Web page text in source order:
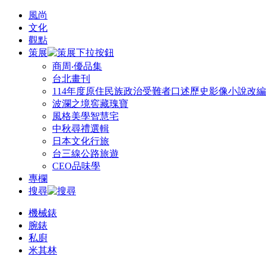
風尚
文化
觀點
策展
商周‧優品集
台北畫刊
114年度原住民族政治受難者口述歷史影像小說改
波瀾之境窖藏瑰寶
風格美學智慧宅
中秋尋禮選輯
日本文化行旅
台三線公路旅遊
CEO品味學
專欄
搜尋
機械錶
腕錶
私廚
米其林